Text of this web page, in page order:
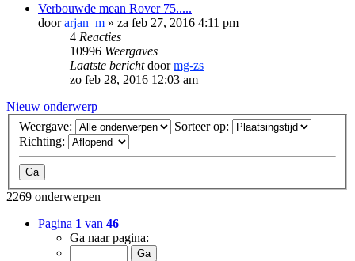
Verbouwde mean Rover 75.....
doorarjan_m » za feb 27, 2016 4:11 pm
4 Reacties
10996 Weergaves
Laatste berichtdoormg-zs
zo feb 28, 2016 12:03 am
Nieuw onderwerp
Weergave:
Sorteer op:
Richting:
2269 onderwerpen
Pagina 1 van 46
Ga naar pagina: